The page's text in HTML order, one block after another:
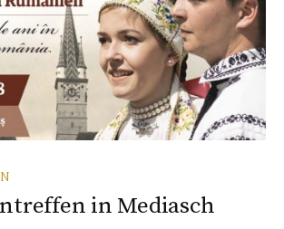
in Mediasch